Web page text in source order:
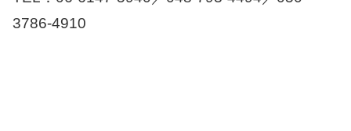
3786-4910